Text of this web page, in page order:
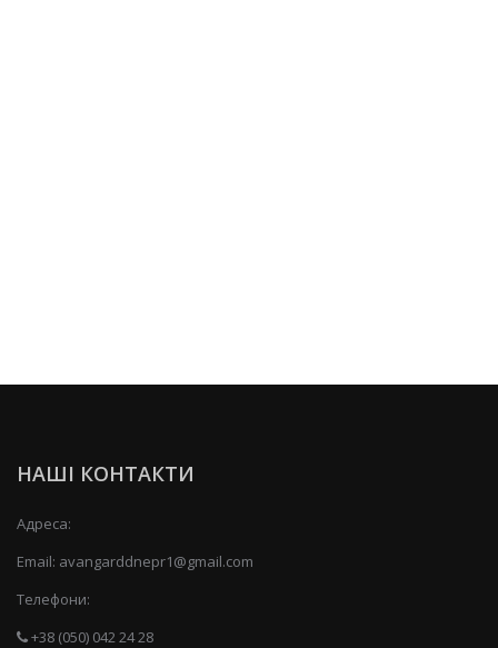
НАШІ КОНТАКТИ
Адреса:
Email: avangarddnepr1@gmail.com
Телефони:
+38 (050) 042 24 28